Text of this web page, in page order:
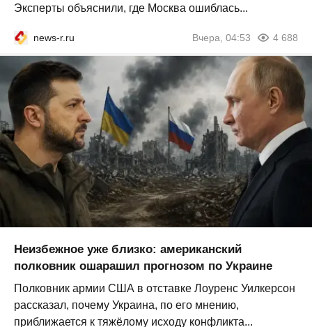
Эксперты объяснили, где Москва ошиблась...
news-r.ru Вчера, 04:53 4 688
Неизбежное уже близко: американский
полковник ошарашил прогнозом по Украине
Полковник армии США в отставке Лоуренс Уилкерсон
рассказал, почему Украина, по его мнению,
приближается к тяжёлому исходу конфликта...